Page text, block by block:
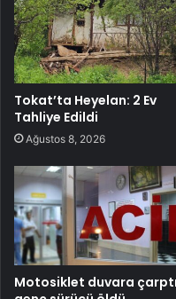
Tokat’ta Heyelan: 2 Ev
Tahliye Edildi
Ağustos 8, 2026
Motosiklet duvara